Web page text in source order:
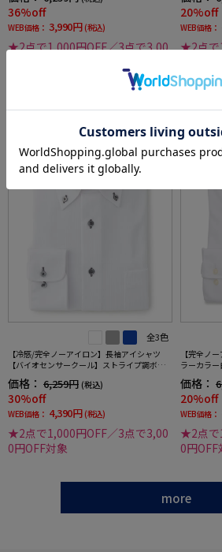
36%off
WEB価格： 3,990円 (税込)
★2点で1,000円OFF／3点で3,00
20%off
WEB価格：
★2点で
全3色
【冷感/完全ノーアイロン】長袖アイシャツ
【バイオセンサークール】ストライプ調ボタ
ンダウンストライプ形態安定ストレッチ防汚
効果吸汗速乾ワイシャツ春夏
価格： 6,259円 (税込)
30%off
WEB価格： 4,390円 (税込)
★2点で1,000円OFF／3点で3,00
0円OFF対象
SALE
【完全ノ
ラーカラ
葬祭/リク
価格：
20%off
WEB価格：
★2点で
0円OFF
more